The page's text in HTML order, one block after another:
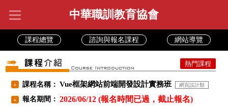
中華職訓教育協會
課程總覽 諮詢與報名課程 網站導覽
熱門課程
+ 課程名稱： Vue框架網站前端開發設計實務班 網頁設計類
+ 報名期間： 2026/06/12 (報名時間已過，截止報名)